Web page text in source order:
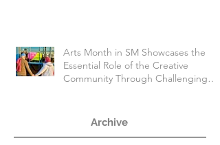
Arts Month in SM Showcases the
Essential Role of the Creative
Community Through Challenging
Archive